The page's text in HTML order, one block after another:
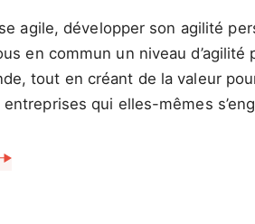
agile, développer son agilité
en commun un niveau d’agilité
tout en créant de la valeur
qui elles-mêmes